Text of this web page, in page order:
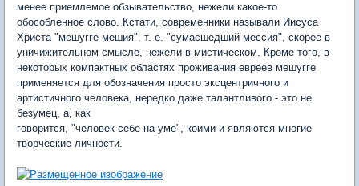
менее приемлемое обзывательство, нежели какое-то
обособленное слово. Кстати, современники называли Иисуса
Христа "мешугге мешия", т. е. "сумасшедший мессия", скорее в
уничижительном смысле, нежели в мистическом. Кроме того, в
некоторых компактных областях проживания евреев мешугге
применяется для обозначения просто эксцентричного и
артистичного человека, нередко даже талантливого - это не
безумец, а, как
говорится, "человек себе на уме", коими и являются многие
творческие личности.